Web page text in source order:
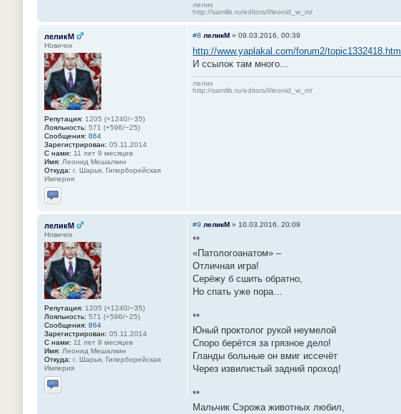
лелик
http://samlib.ru/editors/l/leonid_w_m/
леликМ
Новичок
Репутация: 1205 (+1240/−35)
Лояльность: 571 (+596/−25)
Сообщения: 864
Зарегистрирован: 05.11.2014
С нами: 11 лет 9 месяцев
Имя: Леонид Мешалкин
Откуда: г. Шарья, Гиперборейская
Империя
Отправить личное сообщение
#8 леликМ » 09.03.2016, 00:39
http://www.yaplakal.com/forum2/topic1332418.html
И ссылок там много...
лелик
http://samlib.ru/editors/l/leonid_w_m/
леликМ
Новичок
Репутация: 1205 (+1240/−35)
Лояльность: 571 (+596/−25)
Сообщения: 864
Зарегистрирован: 05.11.2014
С нами: 11 лет 9 месяцев
Имя: Леонид Мешалкин
Откуда: г. Шарья, Гиперборейская
Империя
Отправить личное сообщение
#9 леликМ » 10.03.2016, 20:09
**
«Патологоанатом» –
Отличная игра!
Серёжу б сшить обратно,
Но спать уже пора…
**
Юный проктолог рукой неумелой
Споро берётся за грязное дело!
Гланды больные он вмиг иссечёт
Через извилистый задний проход!
**
Мальчик Сэрожа животных любил,